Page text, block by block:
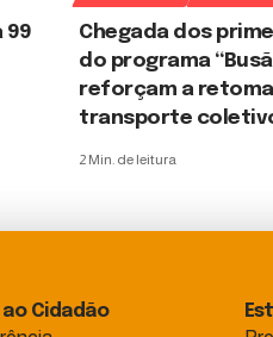
99
Chegada dos
do programa
reforçam a
transporte
2 Min. de leitura
Cidadão